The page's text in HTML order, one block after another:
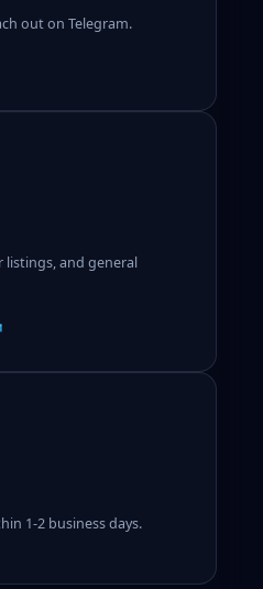
out on Telegram.
listings, and general
1-2 business days.